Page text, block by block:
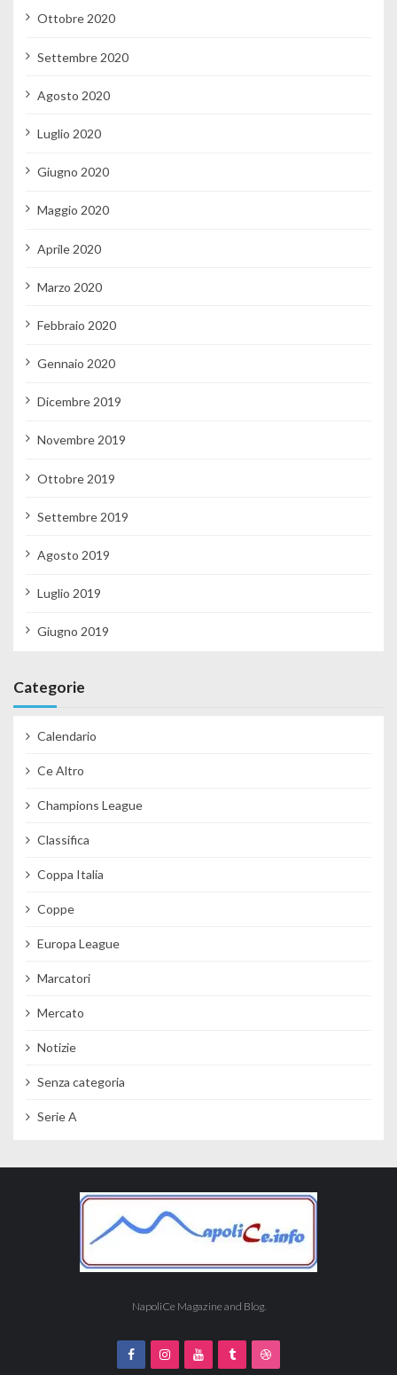
Ottobre 2020
Settembre 2020
Agosto 2020
Luglio 2020
Giugno 2020
Maggio 2020
Aprile 2020
Marzo 2020
Febbraio 2020
Gennaio 2020
Dicembre 2019
Novembre 2019
Ottobre 2019
Settembre 2019
Agosto 2019
Luglio 2019
Giugno 2019
Categorie
Calendario
Ce Altro
Champions League
Classifica
Coppa Italia
Coppe
Europa League
Marcatori
Mercato
Notizie
Senza categoria
Serie A
NapoliCe Magazine and Blog.